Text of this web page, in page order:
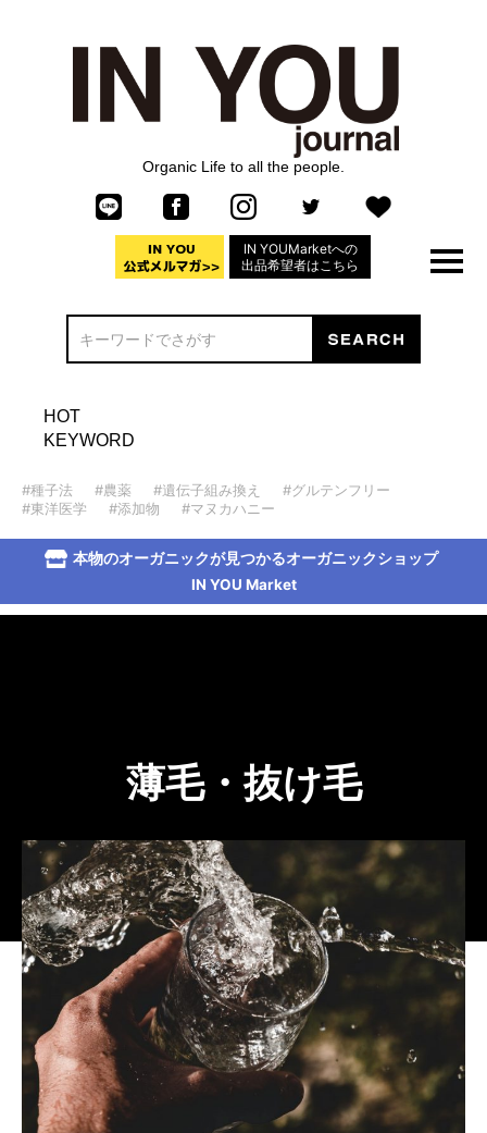
Organic Life to all the people.
IN YOUMarketへの
出品希望者はこちら
HOT
KEYWORD
#種子法 #農薬 #遺伝子組み換え
#グルテンフリー
#東洋医学
#添加物 #マヌカハニー
本物のオーガニックが見つかるオーガニックショップ
IN YOU Market
薄毛・抜け毛